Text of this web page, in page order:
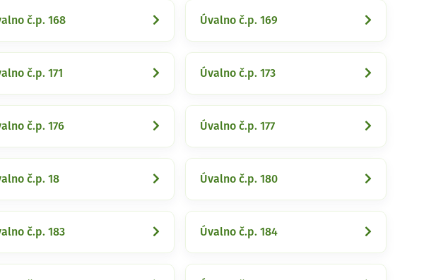
č.p. 168 Úvalno č.p. 169
č.p. 171 Úvalno č.p. 173
č.p. 176 Úvalno č.p. 177
č.p. 18 Úvalno č.p. 180
č.p. 183 Úvalno č.p. 184